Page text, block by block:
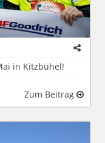
in Kitzbühel!
Zum Beitrag